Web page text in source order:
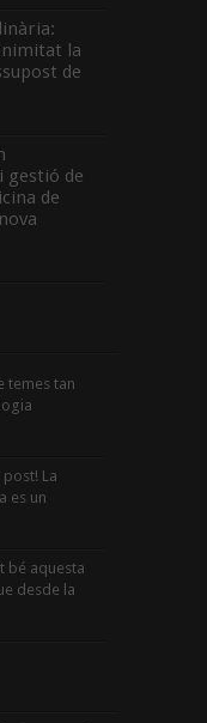
la
de
gestió de
de
temes tan
La
es un
bé aquesta
desde la